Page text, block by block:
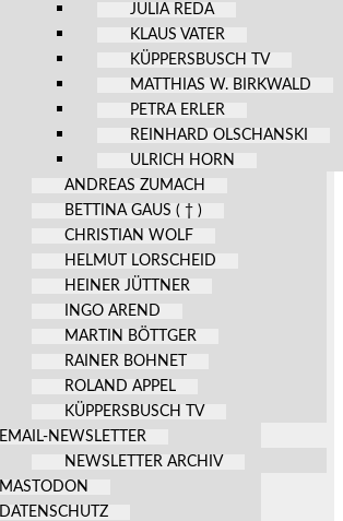
JULIA REDA
KLAUS VATER
KÜPPERSBUSCH TV
MATTHIAS W. BIRKWALD
PETRA ERLER
REINHARD OLSCHANSKI
ULRICH HORN
ANDREAS ZUMACH
BETTINA GAUS ( † )
CHRISTIAN WOLF
HELMUT LORSCHEID
HEINER JÜTTNER
INGO AREND
MARTIN BÖTTGER
RAINER BOHNET
ROLAND APPEL
KÜPPERSBUSCH TV
EMAIL-NEWSLETTER
NEWSLETTER ARCHIV
MASTODON
DATENSCHUTZ